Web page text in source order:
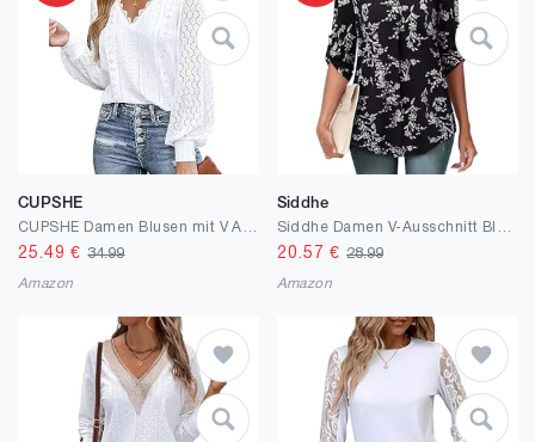
CUPSHE
25.49 €34.99
Amazon
Siddhe
20.57 € 28.99
Amazon